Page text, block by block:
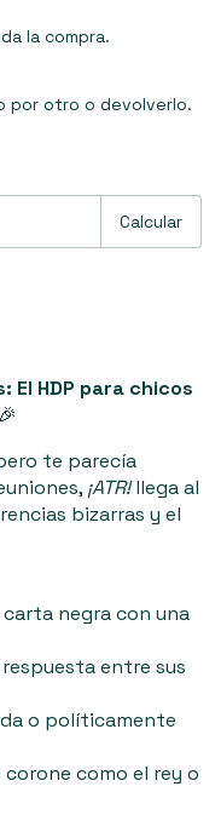
la compra.
por otro o devolverlo.
Calcular
El HDP para chicos
te parecía
¡ATR!llega al
bizarras y el
carta negra con una
entre sus
o políticamente
como el rey o